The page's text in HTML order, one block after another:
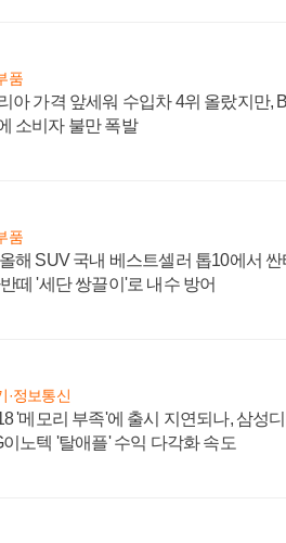
품
아 가격 앞세워 수입차 4위 올랐지만,
소비자 불만 폭발
품
해 SUV 국내 베스트셀러 톱10에서
떼 '세단 쌍끌이'로 내수 방어
·정보통신
'메모리 부족'에 출시 지연되나, 삼성
이노텍 '탈애플' 수익 다각화 속도